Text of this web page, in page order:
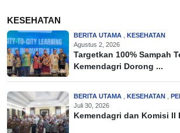
KESEHATAN
BERITA UTAMA
KESEHATAN
Agustus 2, 2026
Targetkan 100% Sampah
Kemendagri Dorong ...
BERITA UTAMA KESEHATAN
Juli 30, 2026
Kemendagri dan Komisi II